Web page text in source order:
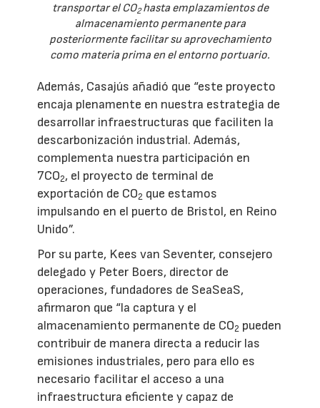
transportar el CO2hasta emplazamientos de
almacenamiento permanente para
posteriormente facilitar su aprovechamiento
como materia prima en el entorno portuario.
Además, Casajús añadió que “este proyecto
encaja plenamente en nuestra estrategia de
desarrollar infraestructuras que faciliten la
descarbonización industrial. Además,
complementa nuestra participación en
7CO2, el proyecto de terminal de
exportación de CO2 que estamos
impulsando en el puerto de Bristol, en Reino
Unido”.
Por su parte, Kees van Seventer, consejero
delegado y Peter Boers, director de
operaciones, fundadores de SeaSeaS,
afirmaron que “la captura y el
almacenamiento permanente de CO2 pueden
contribuir de manera directa a reducir las
emisiones industriales, pero para ello es
necesario facilitar el acceso a una
infraestructura eficiente y capaz de